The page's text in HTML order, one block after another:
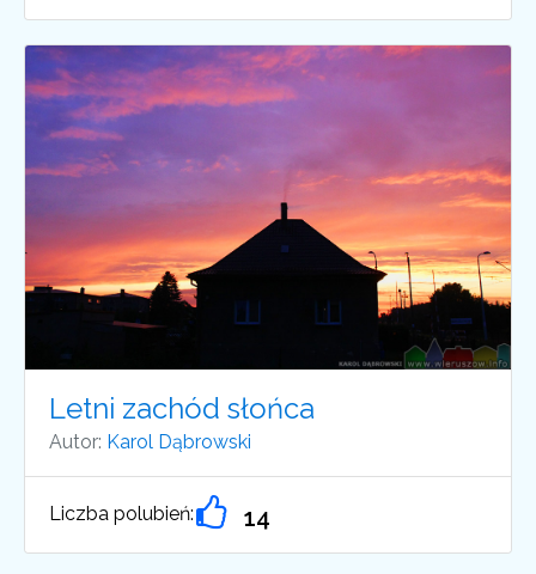
Letni zachód słońca
Autor: Karol Dąbrowski
Liczba polubień: 14